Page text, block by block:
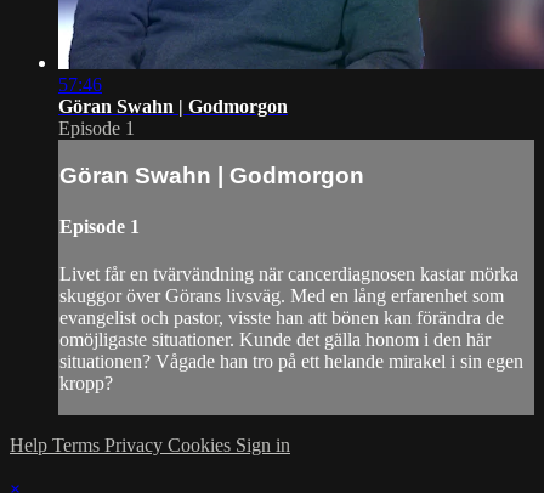
57:46
Göran Swahn | Godmorgon
Episode 1
Göran Swahn | Godmorgon
Episode 1
Livet får en tvärvändning när cancerdiagnosen kastar mörka
skuggor över Görans livsväg. Med en lång erfarenhet som
evangelist och pastor, visste han att bönen kan förändra de
omöjligaste situationer. Kunde det gälla honom i den här
situationen? Vågade han tro på ett helande mirakel i sin egen
kropp?
Help Terms Privacy Cookies Sign in
×